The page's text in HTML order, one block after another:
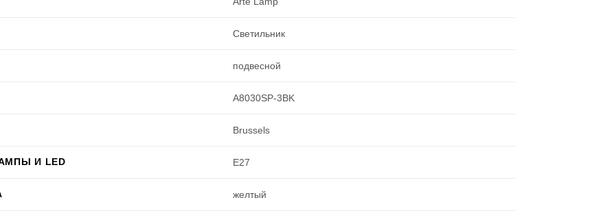
Светильник
подвесной
A8030SP-3BK
Brussels
И LED E27
желтый